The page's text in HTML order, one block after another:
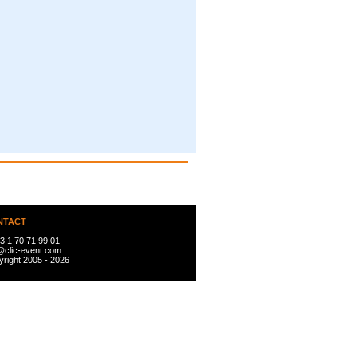
1 70 71 99 01
event.com
2005 - 2026